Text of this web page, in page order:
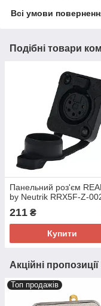
Всі умови
Подібні товари
Панельний роз'єм
by Neutrik RRX5F-Z-
211 ₴
Купити
Акційні
Топ продажів